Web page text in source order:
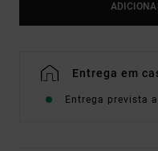
Entrega em
Entrega prevista